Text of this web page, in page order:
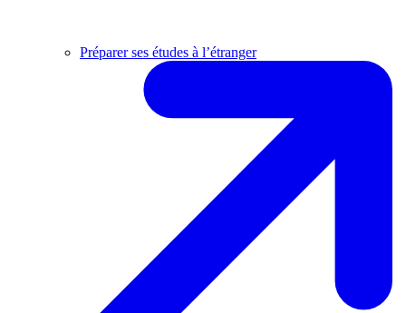
Préparer ses études à l’étranger